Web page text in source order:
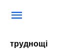
труднощі